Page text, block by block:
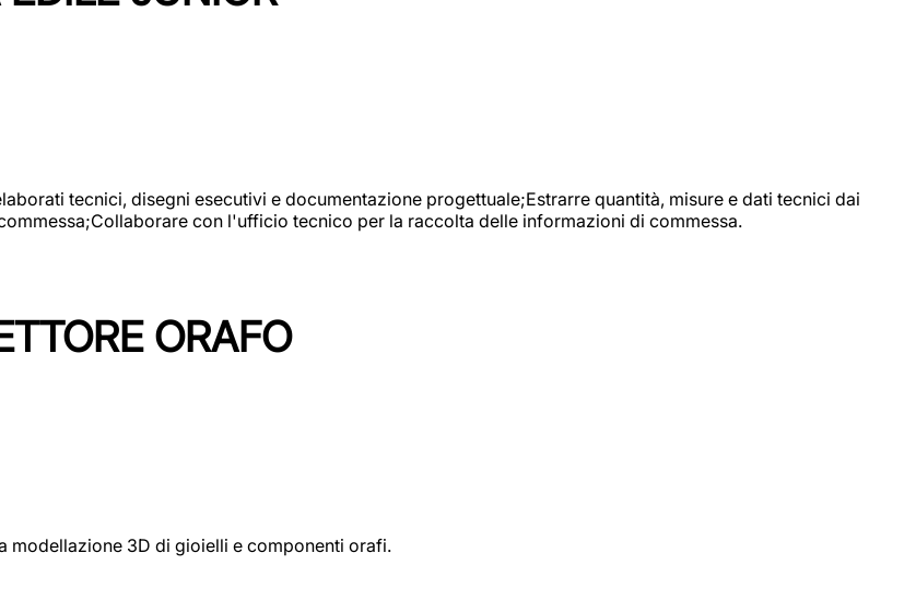
tecnici, disegni esecutivi e documentazione progettuale;Estrarre quantità, misure e dati tecnici dai
con l'ufficio tecnico per la raccolta delle informazioni di commessa.
ORAFO
modellazione 3D di gioielli e componenti orafi.